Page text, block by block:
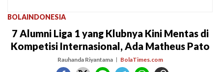
BOLAINDONESIA
7 Alumni Liga 1 yang Klubnya Kini Mentas di
Kompetisi Internasional, Ada Matheus Pato
Rauhanda Riyantama BolaTimes.com